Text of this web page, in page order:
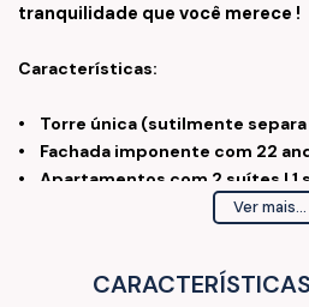
tranquilidade que você merece !
Características:
• Torre única (sutilmente
• Fachada imponente com 22
• Apartamentos com 2 suítes | 1
• 86,85m² a 102,85m² de área
Ver mais...